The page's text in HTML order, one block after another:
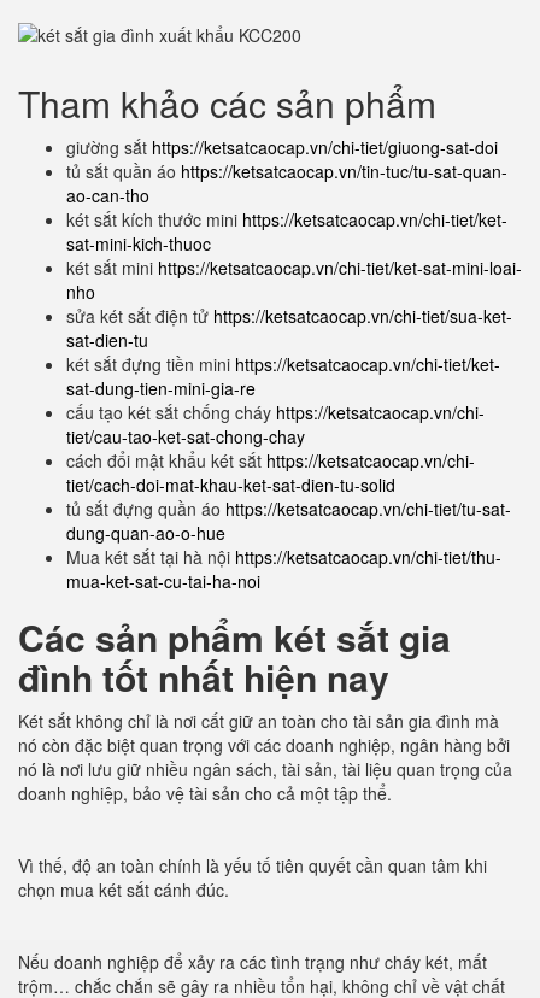
Tham khảo các sản phẩm
giường sắt https://ketsatcaocap.vn/chi-tiet/giuong-sat-doi
tủ sắt quần áo https://ketsatcaocap.vn/tin-tuc/tu-sat-quan-
ao-can-tho
két sắt kích thước mini https://ketsatcaocap.vn/chi-tiet/ket-
sat-mini-kich-thuoc
két sắt mini https://ketsatcaocap.vn/chi-tiet/ket-sat-mini-loai-
nho
sửa két sắt điện tử https://ketsatcaocap.vn/chi-tiet/sua-ket-
sat-dien-tu
két sắt đựng tiền mini https://ketsatcaocap.vn/chi-tiet/ket-
sat-dung-tien-mini-gia-re
cấu tạo két sắt chống cháy https://ketsatcaocap.vn/chi-
tiet/cau-tao-ket-sat-chong-chay
cách đổi mật khẩu két sắt https://ketsatcaocap.vn/chi-
tiet/cach-doi-mat-khau-ket-sat-dien-tu-solid
tủ sắt đựng quần áo https://ketsatcaocap.vn/chi-tiet/tu-sat-
dung-quan-ao-o-hue
Mua két sắt tại hà nội https://ketsatcaocap.vn/chi-tiet/thu-
mua-ket-sat-cu-tai-ha-noi
Các sản phẩm két sắt gia
đình tốt nhất hiện nay
Két sắt không chỉ là nơi cất giữ an toàn cho tài sản gia đình mà
nó còn đặc biệt quan trọng với các doanh nghiệp, ngân hàng bởi
nó là nơi lưu giữ nhiều ngân sách, tài sản, tài liệu quan trọng của
doanh nghiệp, bảo vệ tài sản cho cả một tập thể.
Vì thế, độ an toàn chính là yếu tố tiên quyết cần quan tâm khi
chọn mua két sắt cánh đúc.
Nếu doanh nghiệp để xảy ra các tình trạng như cháy két, mất
trộm… chắc chắn sẽ gây ra nhiều tổn hại, không chỉ về vật chất